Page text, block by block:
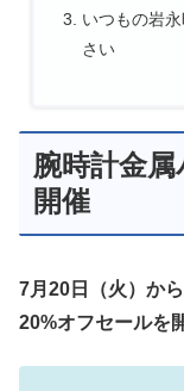
いつもの岩
さい
腕時計金
開催
7月20日（火）か
20%オフセールを